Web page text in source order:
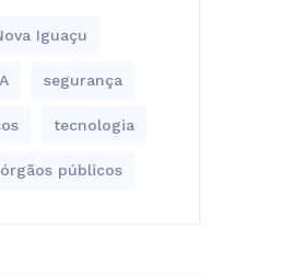
Iguaçu
segurança
tecnologia
órgãos públicos